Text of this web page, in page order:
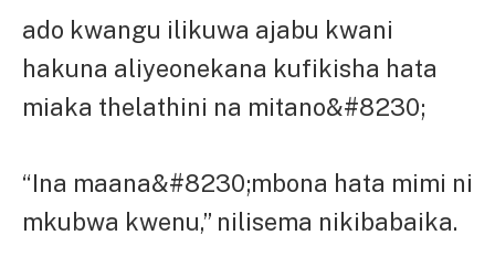
ado kwangu ilikuwa ajabu kwani
hakuna aliyeonekana kufikisha hata
miaka thelathini na mitano&#8230;
“Ina maana&#8230;mbona hata mimi ni
mkubwa kwenu,” nilisema nikibabaika.